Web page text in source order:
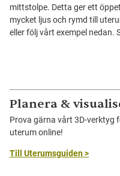
mittstolpe. Detta ger ett
mycket ljus och rymd till
eller följ vårt exempel nedan.
Planera &
Prova gärna vårt 3D-
uterum online!
Till Uterumsguiden >